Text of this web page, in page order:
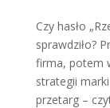
Czy hasło
sprawdziło?
firma, potem
strategii
przetarg –